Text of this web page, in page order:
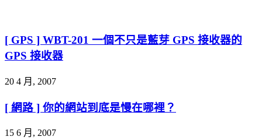
[ GPS ] WBT-201 一個不只是藍芽 GPS 接收器的
GPS 接收器
20 4 月, 2007
[ 網路 ] 你的網站到底是慢在哪裡？
15 6 月, 2007